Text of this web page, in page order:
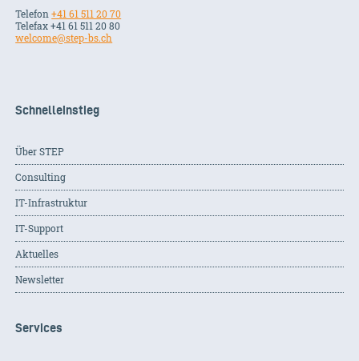
Telefon+41 61 511 20 70
Telefax +41 61 511 20 80
welcome@step-bs.ch
Schnelleinstieg
Über STEP
Consulting
IT-Infrastruktur
IT-Support
Aktuelles
Newsletter
Services